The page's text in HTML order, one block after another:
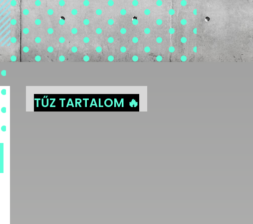
TŰZ TARTALOM 🔥